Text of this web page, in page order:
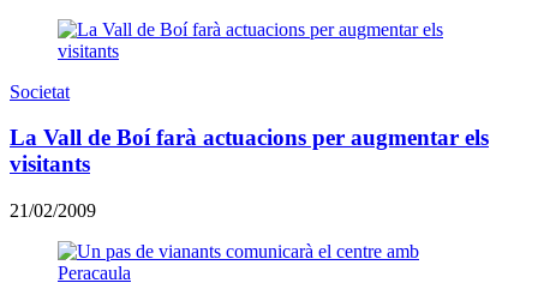
Societat
La Vall de Boí farà actuacions per augmentar els
visitants
21/02/2009